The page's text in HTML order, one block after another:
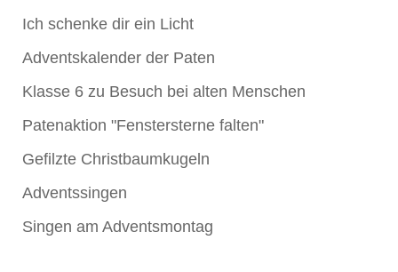
Ich schenke dir ein Licht
Adventskalender der Paten
Klasse 6 zu Besuch bei alten Menschen
Patenaktion "Fenstersterne falten"
Gefilzte Christbaumkugeln
Adventssingen
Singen am Adventsmontag